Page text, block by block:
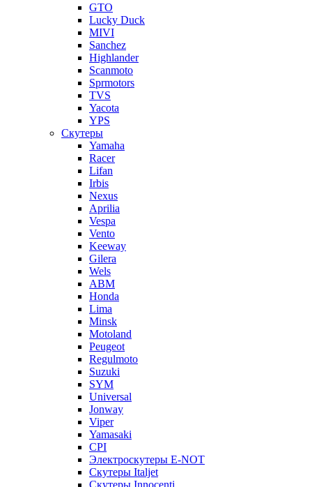
GTO
Lucky Duck
MIVI
Sanchez
Highlander
Scanmoto
Sprmotors
TVS
Yacota
YPS
Скутеры
Yamaha
Racer
Lifan
Irbis
Nexus
Aprilia
Vespa
Vento
Keeway
Gilera
Wels
ABM
Honda
Lima
Minsk
Motoland
Peugeot
Regulmoto
Suzuki
SYM
Universal
Jonway
Viper
Yamasaki
CPI
Электроскутеры E-NOT
Скутеры Italjet
Скутеры Innocenti